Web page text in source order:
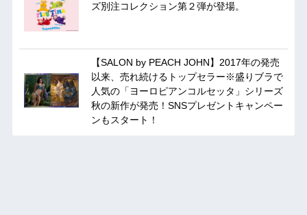
ズ別注コレクション第２弾が登場。
【SALON by PEACH JOHN】2017年の発売
以来、売れ続けるトップセラー※盛りブラで
人気の「ヨーロピアンコルセッタ」シリーズ
秋の新作が発売！SNSプレゼントキャンペー
ンもスタート！